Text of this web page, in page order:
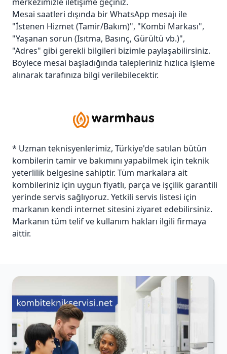
Mesai saatleri dışında bir WhatsApp mesajı ile
"İstenen Hizmet (Tamir/Bakım)", "Kombi Markası",
"Yaşanan sorun (Isıtma, Basınç, Gürültü vb.)",
"Adres" gibi gerekli bilgileri bizimle paylaşabilirsiniz.
Böylece mesai başladığında talepleriniz hızlıca işleme
alınarak tarafınıza bilgi verilebilecektir.
* Uzman teknisyenlerimiz, Türkiye'de satılan bütün
kombilerin tamir ve bakımını yapabilmek için teknik
yeterlilik belgesine sahiptir. Tüm markalara ait
kombileriniz için uygun fiyatlı, parça ve işçilik garantili
yerinde servis sağlıyoruz. Yetkili servis listesi için
markanın kendi internet sitesini ziyaret edebilirsiniz.
Markanın tüm telif ve kullanım hakları ilgili firmaya
aittir.